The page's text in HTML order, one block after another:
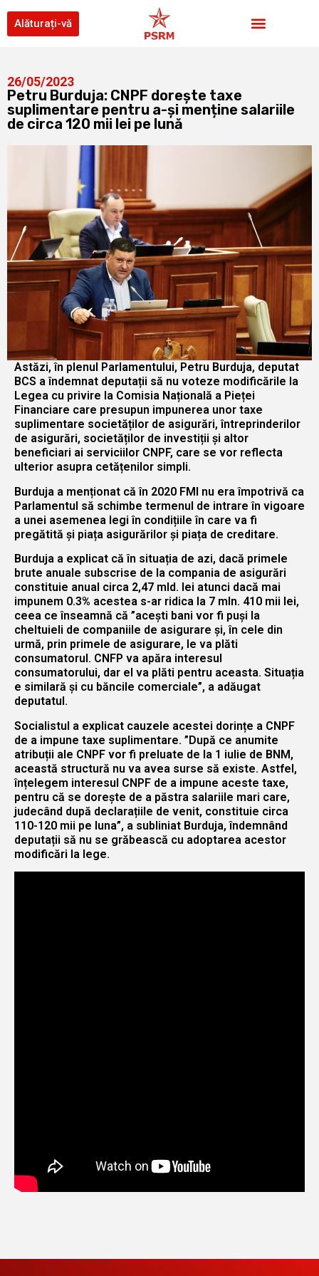
Alăturați-vă
26/05/2023
Petru Burduja: CNPF dorește taxe
suplimentare pentru a-și menține salariile
de circa 120 mii lei pe lună
Astăzi, în plenul Parlamentului, Petru Burduja, deputat
BCS a îndemnat deputații să nu voteze modificările la
Legea cu privire la Comisia Națională a Pieței
Financiare care presupun impunerea unor taxe
suplimentare societăților de asigurări, întreprinderilor
de asigurări, societăților de investiții și altor
beneficiari ai serviciilor CNPF, care se vor reflecta
ulterior asupra cetățenilor simpli.
Burduja a menționat că în 2020 FMI nu era împotrivă ca
Parlamentul să schimbe termenul de intrare în vigoare
a unei asemenea legi în condițiile în care va fi
pregătită și piața asigurărilor și piața de creditare.
Burduja a explicat că în situația de azi, dacă primele
brute anuale subscrise de la compania de asigurări
constituie anual circa 2,47 mld. lei atunci dacă mai
impunem 0.3% acestea s-ar ridica la 7 mln. 410 mii lei,
ceea ce înseamnă că ”acești bani vor fi puși la
cheltuieli de companiile de asigurare și, în cele din
urmă, prin primele de asigurare, le va plăti
consumatorul. CNFP va apăra interesul
consumatorului, dar el va plăti pentru aceasta. Situația
e similară și cu băncile comerciale”, a adăugat
deputatul.
Socialistul a explicat cauzele acestei dorințe a CNPF
de a impune taxe suplimentare. ”După ce anumite
atribuții ale CNPF vor fi preluate de la 1 iulie de BNM,
această structură nu va avea surse să existe. Astfel,
înțelegem interesul CNPF de a impune aceste taxe,
pentru că se dorește de a păstra salariile mari care,
judecând după declarațiile de venit, constituie circa
110-120 mii pe luna”, a subliniat Burduja, îndemnând
deputații să nu se grăbească cu adoptarea acestor
modificări la lege.